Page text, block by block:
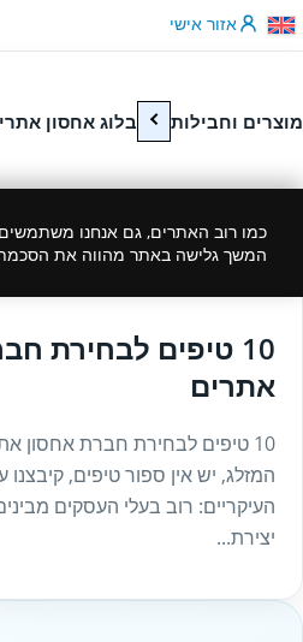
דלג לתוכןאזור אישי
מוצרים וחבילות בלוג אחסון
כמו רוב האתרים, גם אנחנו משתמשים
המשך גלישה באתר מהווה את
10 טיפים לבחירת
אתרים
10 טיפים לבחירת חברת אחסון
המזלג, יש אין ספור טיפים,
העיקריים: רוב בעלי העסקים
יצירת...